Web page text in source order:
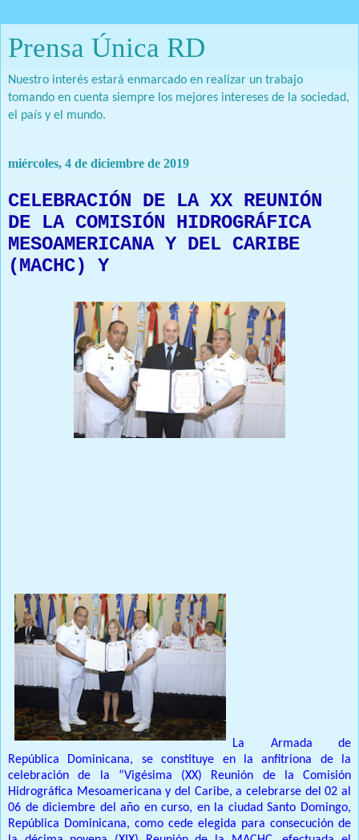
Prensa Única RD
Nuestro interés estará enmarcado en realizar un trabajo
tomando en cuenta siempre los mejores intereses de la sociedad,
el país y el mundo.
miércoles, 4 de diciembre de 2019
CELEBRACIÓN DE LA XX REUNIÓN
DE LA COMISIÓN HIDROGRÁFICA
MESOAMERICANA Y DEL CARIBE
(MACHC) Y
La Armada de
República Dominicana, se constituye en la anfitriona de la
celebración de la “Vigésima (XX) Reunión de la Comisión
Hidrográfica Mesoamericana y del Caribe, a celebrarse del 02 al
06 de diciembre del año en curso, en la ciudad Santo Domingo,
República Dominicana, como cede elegida para consecución de